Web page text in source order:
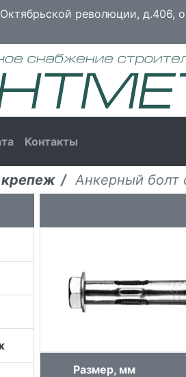
революции, д.406,
Контакты
Анкерный болт
Размер, мм